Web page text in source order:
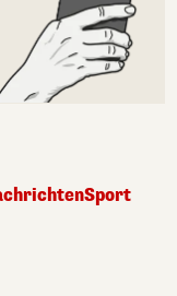
Sport